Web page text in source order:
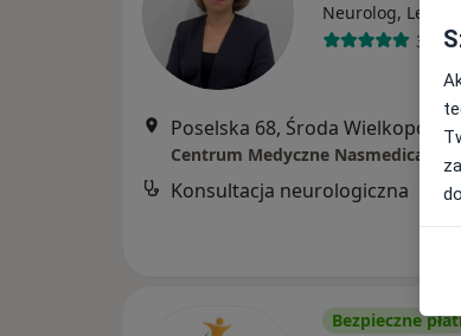
Neurolog, Lekarz
39
Poselska 68, Środa
Centrum Medyczne Nasmedica
Konsultacja neurologiczna
Bezpieczne